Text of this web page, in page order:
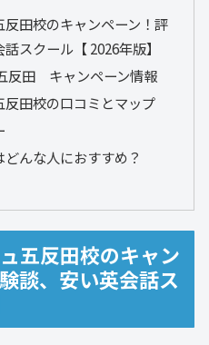
田校のキャンペーン！評
スクール【 2026年版】
反田 キャンペーン情報
田校の口コミとマップ
んな人におすすめ？
五反田校のキャン
談、安い英会話ス